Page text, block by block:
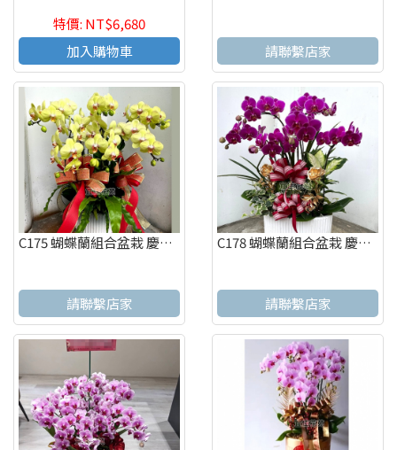
特價: NT$6,680
加入購物車
請聯繫店家
C175 蝴蝶蘭組合盆栽 慶祝榮陞、開幕喬遷、參展成功、祝賀花禮
請聯繫店家
C178 蝴蝶蘭組合盆栽 慶祝榮陞、開幕喬遷、參展成功、祝賀花禮
請聯繫店家